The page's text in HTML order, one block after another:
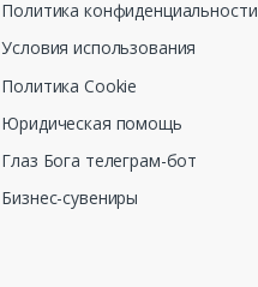
Политика конфиденциальности
Условия использования
Политика Cookie
Юридическая помощь
Глаз Бога телеграм-бот
Бизнес-сувениры